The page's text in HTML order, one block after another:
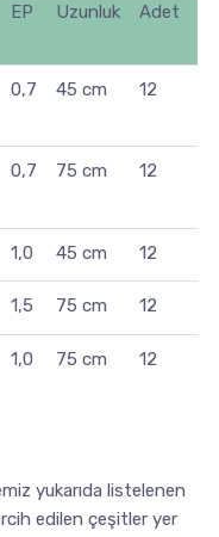
EP Uzunluk Adet
0,7 45 cm 12
0,7 75 cm 12
1,0 45 cm 12
1,5 75 cm 12
1,0 75 cm 12
yukarıda listelenen
edilen çeşitler yer